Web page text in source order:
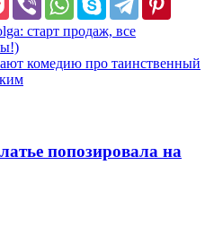
старт продаж, все
комедию про таинственный
попозировала на